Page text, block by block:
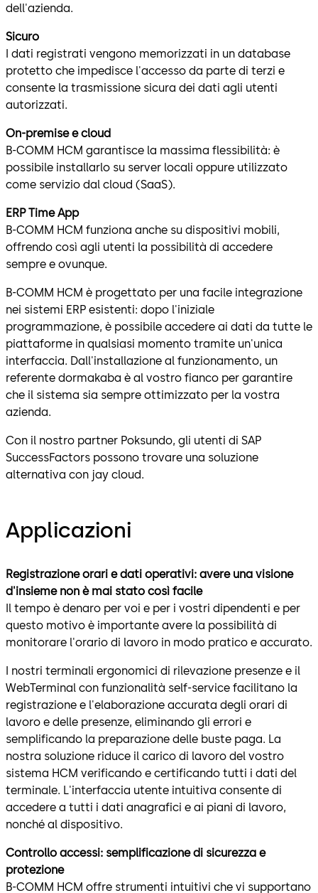
dell'azienda.
Sicuro
I dati registrati vengono memorizzati in un database
protetto che impedisce l'accesso da parte di terzi e
consente la trasmissione sicura dei dati agli utenti
autorizzati.
On-premise e cloud
B-COMM HCM garantisce la massima flessibilità: è
possibile installarlo su server locali oppure utilizzato
come servizio dal cloud (SaaS).
ERP Time App
B-COMM HCM funziona anche su dispositivi mobili,
offrendo così agli utenti la possibilità di accedere
sempre e ovunque.
B-COMM HCM è progettato per una facile integrazione
nei sistemi ERP esistenti: dopo l'iniziale
programmazione, è possibile accedere ai dati da tutte le
piattaforme in qualsiasi momento tramite un'unica
interfaccia. Dall'installazione al funzionamento, un
referente dormakaba è al vostro fianco per garantire
che il sistema sia sempre ottimizzato per la vostra
azienda.
Con il nostro partner Poksundo, gli utenti di SAP
SuccessFactors possono trovare una soluzione
alternativa con jay cloud.
Applicazioni
Registrazione orari e dati operativi: avere una visione
d'insieme non è mai stato così facile
Il tempo è denaro per voi e per i vostri dipendenti e per
questo motivo è importante avere la possibilità di
monitorare l'orario di lavoro in modo pratico e accurato.
I nostri terminali ergonomici di rilevazione presenze e il
WebTerminal con funzionalità self-service facilitano la
registrazione e l'elaborazione accurata degli orari di
lavoro e delle presenze, eliminando gli errori e
semplificando la preparazione delle buste paga. La
nostra soluzione riduce il carico di lavoro del vostro
sistema HCM verificando e certificando tutti i dati del
terminale. L'interfaccia utente intuitiva consente di
accedere a tutti i dati anagrafici e ai piani di lavoro,
nonché al dispositivo.
Controllo accessi: semplificazione di sicurezza e
protezione
B-COMM HCM offre strumenti intuitivi che vi supportano